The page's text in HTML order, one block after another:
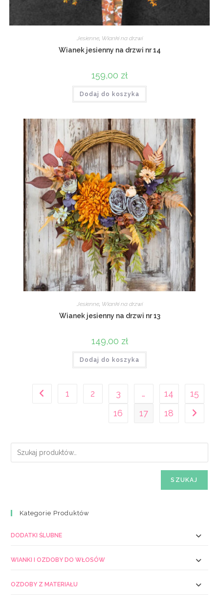
Jesienne, Wianki na drzwi
Wianek jesienny na drzwi nr 14
159,00 zł
Dodaj do koszyka
Jesienne, Wianki na drzwi
Wianek jesienny na drzwi nr 13
149,00 zł
Dodaj do koszyka
1 2 3 … 14
15
16
17 18
SZUKAJ
Kategorie Produktów
DODATKI ŚLUBNE
WIANKI I OZDOBY DO WŁOSÓW
OZDOBY Z MATERIAŁU